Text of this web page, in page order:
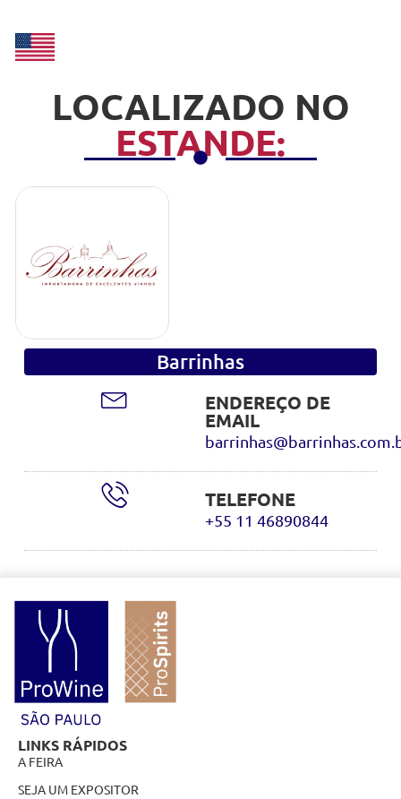
LOCALIZADO NO
ESTANDE:
Barrinhas
ENDEREÇO DE
EMAIL
TELEFONE
+55 11 46890844
LINKS RÁPIDOS
A FEIRA
SEJA UM EXPOSITOR